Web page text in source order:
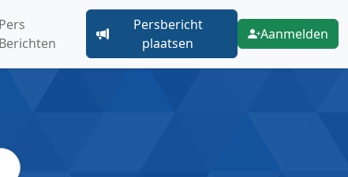
Pers
Berichten
Persbericht
plaatsen
Aanmelden